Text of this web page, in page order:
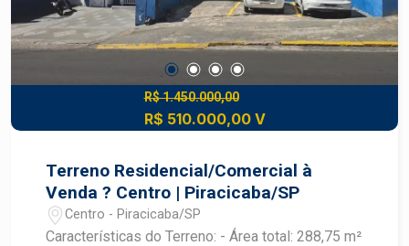
R$ 1.450.000,00
R$ 510.000,00 V
Terreno Residencial/Comercial à
Venda ? Centro | Piracicaba/SP
Centro - Piracicaba/SP
Características do Terreno: - Área total: 288,75 m²